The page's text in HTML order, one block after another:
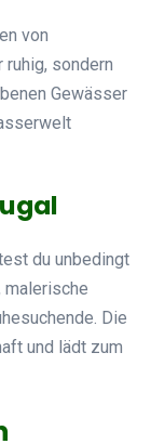
von
ruhig, sondern
Gewässer
du unbedingt
malerische
Die
und lädt zum